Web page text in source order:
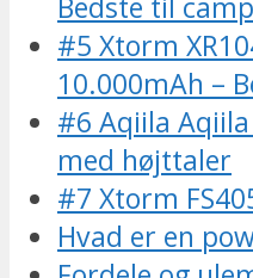
#5 Xtorm
10.000mAh –
#6 Aqiila
med højttaler
#7 Xtorm
Hvad er en